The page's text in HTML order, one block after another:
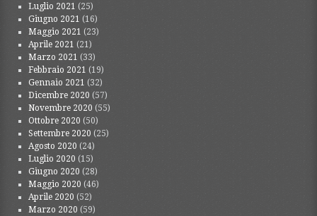
Luglio 2021 (25)
Giugno 2021 (16)
Maggio 2021 (23)
Aprile 2021 (21)
Marzo 2021 (33)
Febbraio 2021 (19)
Gennaio 2021 (32)
Dicembre 2020 (57)
Novembre 2020 (55)
Ottobre 2020 (50)
Settembre 2020 (25)
Agosto 2020 (24)
Luglio 2020 (15)
Giugno 2020 (28)
Maggio 2020 (46)
Aprile 2020 (52)
Marzo 2020 (59)